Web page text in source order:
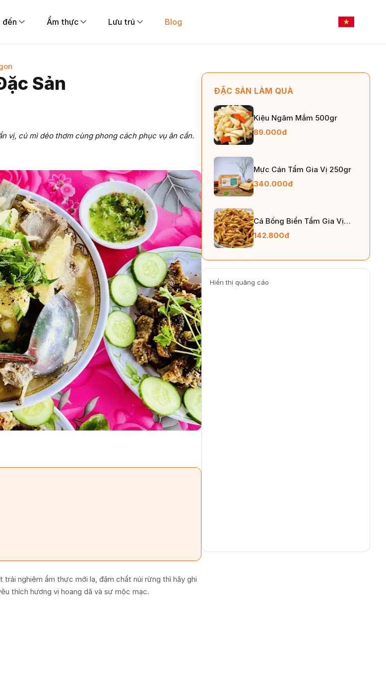
đến Ẩm thực Lưu trú Blog
Sản
vị, củ mì dẻo thơm cùng phong cách phục vụ ân cần.
nghiệm ẩm thực mới lạ, đậm chất núi rừng thì hãy ghi
thích hương vị hoang dã và sự mộc mạc.
ĐẶC SẢN LÀM QUÀ
Kiệu Ngâm Mắm 500gr
89.000đ
Mực Cán Tẩm Gia Vị 250gr
340.000đ
Cá Bống Biển Tẩm Gia Vị
250gr
142.800đ
Hiển thị quảng cáo